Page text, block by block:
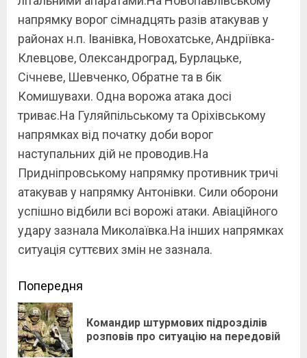
напрямку ворог сімнадцять разів атакував у
районах н.п. Іванівка, Новохатське, Андріївка-
Клевцове, Олександроград, Бурлацьке,
Січневе, Шевченко, Обратне та в бік
Комишувахи. Одна ворожа атака досі
триває.На Гуляйпільському та Оріхівському
напрямках від початку доби ворог
наступальних дій не проводив.На
Придніпровському напрямку противник тричі
атакував у напрямку Антонівки. Сили оборони
успішно відбили всі ворожі атаки. Авіаційного
удару зазнала Миколаївка.На інших напрямках
ситуація суттєвих змін не зазнала.
Continue
Reading
Попередня
Командир штурмових підрозділів
розповів про ситуацію на передовій